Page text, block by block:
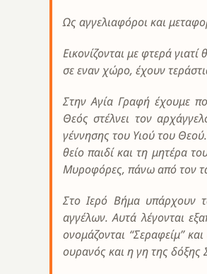
Ως αγγελιαφόροι και
Εικονίζονται με φτερά
σε εναν χώρο, έχουν
Στην Αγία Γραφή έχουμε
Θεός στέλνει τον
γέννησης του Υιού του
θείο παιδί και τη μητέρα
Μυροφόρες, πάνω από τον
Στο Ιερό Βήμα υπάρχουν
αγγέλων. Αυτά λέγονται
ονομάζονται “Σεραφείμ”
ουρανός και η γη της δόξης